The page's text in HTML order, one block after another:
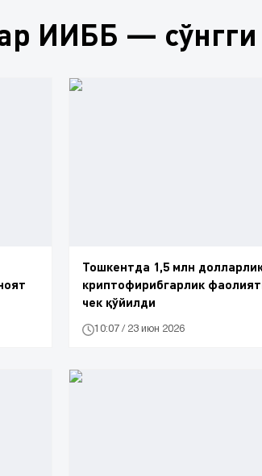
ИИББ — сўнгги
Тошкентда 1,5 млн
криптофирибгарлик
чек қўйилди
10:07 / 23 июн 2026